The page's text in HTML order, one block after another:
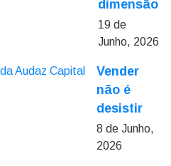
dimensão
19 de
Junho, 2026
Vender
não é
desistir
8 de Junho,
2026